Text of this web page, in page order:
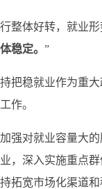
体好转，就业形
稳定。 ”
稳就业作为重大
作。
对就业容量大的
，深入实施重点群
拓宽市场化渠道